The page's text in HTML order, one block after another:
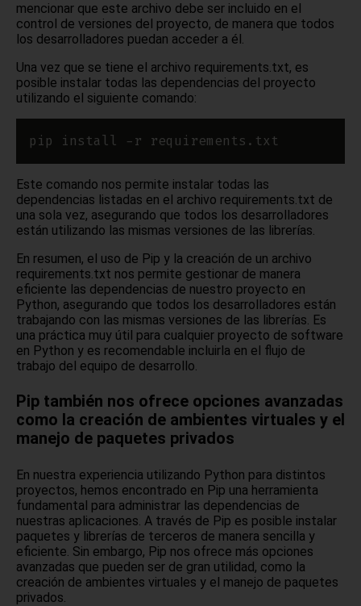
mencionar que este archivo debe ser incluido en el
control de versiones del proyecto, de manera que todos
los desarrolladores puedan acceder a él.
Una vez que se tiene el archivo requirements.txt, es
posible instalar todas las dependencias del proyecto
utilizando el siguiente comando:
Este comando nos permite instalar todas las
dependencias listadas en el archivo requirements.txt de
una sola vez, asegurando que todos los desarrolladores
están utilizando las mismas versiones de las librerías.
En resumen, el uso de Pip y la creación de un archivo
requirements.txt nos permite gestionar de manera
eficiente las dependencias de nuestro proyecto en
Python, asegurando que todos los desarrolladores están
trabajando con las mismas versiones de las librerías. Es
una práctica muy útil para cualquier proyecto de software
en Python y es recomendable incluirla en el flujo de
trabajo del equipo de desarrollo.
Pip también nos ofrece opciones avanzadas
como la creación de ambientes virtuales y el
manejo de paquetes privados
En nuestra experiencia utilizando Python para distintos
proyectos, hemos encontrado en Pip una herramienta
fundamental para administrar las dependencias de
nuestras aplicaciones. A través de Pip es posible instalar
paquetes y librerías de terceros de manera sencilla y
eficiente. Sin embargo, Pip nos ofrece más opciones
avanzadas que pueden ser de gran utilidad, como la
creación de ambientes virtuales y el manejo de paquetes
privados.